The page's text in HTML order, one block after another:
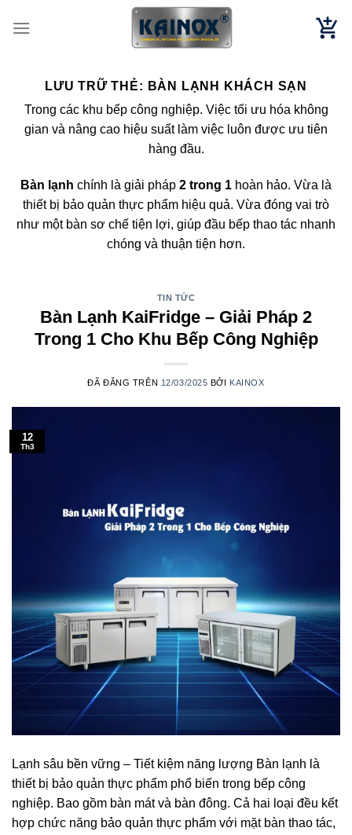
đến
LƯU TRỮ THẺ: BÀN LẠNH KHÁCH SẠN
Trong các khu bếp công nghiệp. Việc tối ưu hóa không
gian và nâng cao hiệu suất làm việc luôn được ưu tiên
hàng đầu.
Bàn lạnh chính là giải pháp 2 trong 1 hoàn hảo. Vừa là
thiết bị bảo quản thực phẩm hiệu quả. Vừa đóng vai trò
như một bàn sơ chế tiện lợi, giúp đầu bếp thao tác nhanh
chóng và thuận tiện hơn.
TIN TỨC
Bàn Lạnh KaiFridge – Giải Pháp 2
Trong 1 Cho Khu Bếp Công Nghiệp
ĐÃ ĐĂNG TRÊN 12/03/2025 BỞI KAINOX
12
Th3
Lạnh sâu bền vững – Tiết kiệm năng lượng Bàn lạnh là
thiết bị bảo quản thực phẩm phổ biến trong bếp công
nghiệp. Bao gồm bàn mát và bàn đông. Cả hai loại đều kết
hợp chức năng bảo quản thực phẩm với mặt bàn thao tác,